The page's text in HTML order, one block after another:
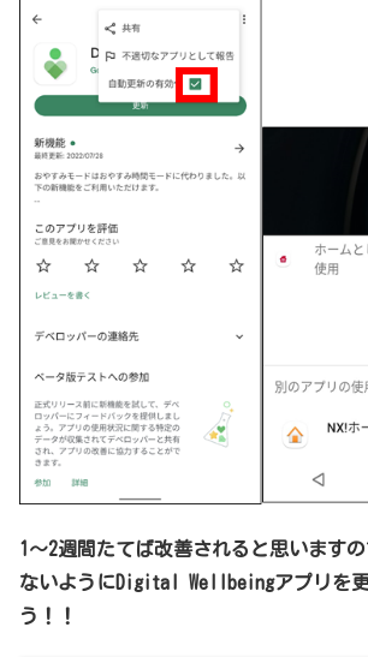
1～2週間たてば改善されると思います
ないようにDigital Wellbeingアプリを
う！！